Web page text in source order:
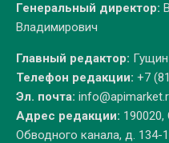
Генеральный директор:
Владимирович
Главный редактор:
Телефон редакции: +7
Эл. почта:
Адрес редакции: 190020,
Обводного канала, д. 134-